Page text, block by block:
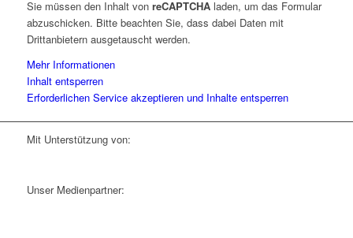
leer.
Sie müssen den Inhalt von reCAPTCHAladen, um das Formular
abzuschicken. Bitte beachten Sie, dass dabei Daten mit
Drittanbietern ausgetauscht werden.
Mehr Informationen
Inhalt entsperren
Erforderlichen Service akzeptieren und Inhalte entsperren
Mit Unterstützung von:
Unser Medienpartner: